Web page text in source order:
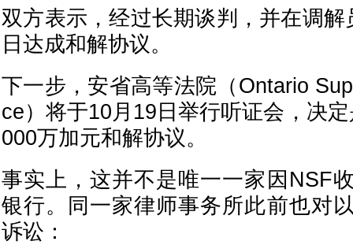
双方表示，经过长期谈判，并在调
日达成和解协议。
下一步，安省高等法院（Ontario
ce）将于10月19日举行听证会，决
000万加元和解协议。
事实上，这并不是唯一一家因NSF
银行。同一家律师事务所此前也对
诉讼：